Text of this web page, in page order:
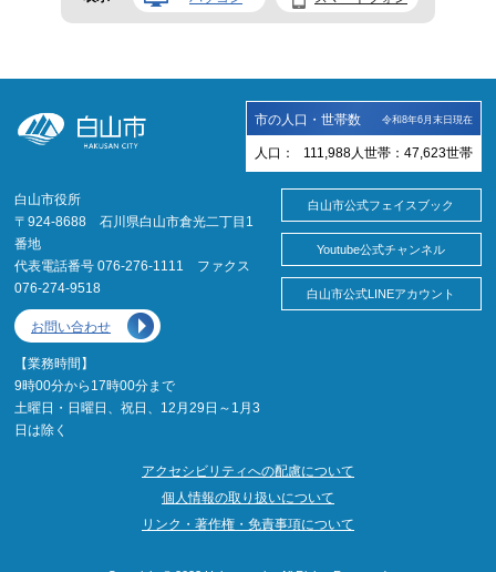
市の人口・世帯数 令和8年6月末日現在
人口： 111,988 人 世帯： 47,623世帯
白山市役所
〒924-8688 石川県白山市倉光二丁目1
番地
代表電話番号 076-276-1111 ファクス
076-274-9518
お問い合わせ
【業務時間】
9時00分から17時00分まで
土曜日・日曜日、祝日、12月29日～1月3
日は除く
白山市公式フェイスブック
Youtube公式チャンネル
白山市公式LINEアカウント
アクセシビリティへの配慮について
個人情報の取り扱いについて
リンク・著作権・免責事項について